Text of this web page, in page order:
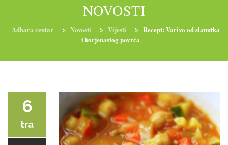
PROGRAMI PREHRANE PRIRODNO MRŠAVLJENJE
YOGA I TRENINZI
NOVOSTI
Adhara centar > Novosti > Vijesti > Recept: Varivo od slanutka
i korjenastog povrća
6
tra